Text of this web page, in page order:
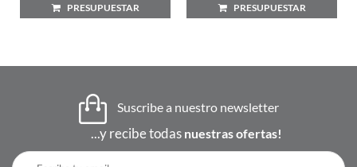
PRESUPUESTAR PRESUPUESTAR
Suscribe a nuestro newsletter
...y recibe todas nuestras ofertas!